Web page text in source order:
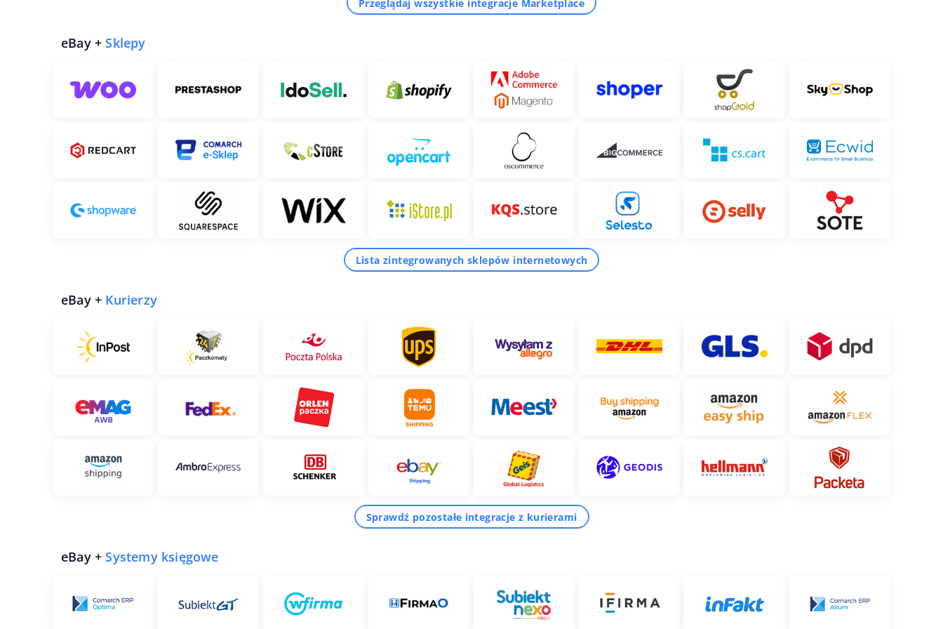
Przeglądaj wszystkie integracje Marketplace
eBay +Sklepy
Lista zintegrowanych sklepów internetowych
eBay + Kurierzy
Sprawdź pozostałe integracje z kurierami
eBay +Systemy księgowe